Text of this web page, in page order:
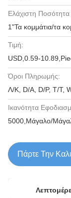
Ελάχιστη Ποσότητα
1"Τα κομμάτια/τα
Τιμή:
USD,0.59-
Όροι Πληρωμής:
Λ/Κ, D/A, D/P, T/T,
Ικανότητα
5000,Μάγαλο/
Πάρτε Την